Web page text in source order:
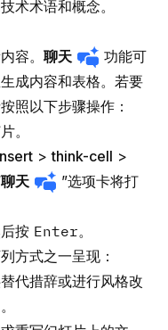
术术语和概念。
容。 聊天
功能可
成内容和表格。若要
照以下步骤操作：
。
>think-cell >
聊天
”选项卡将打
按 Enter。
方式之一呈现：
代措辞或进行风格改